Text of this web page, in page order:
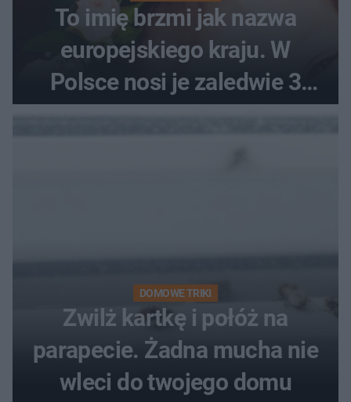
To imię brzmi jak nazwa
europejskiego kraju. W
Polsce nosi je zaledwie 3
kobiety
DOMOWE TRIKI
Zwilż kartkę i połóż na
parapecie. Żadna mucha nie
wleci do twojego domu